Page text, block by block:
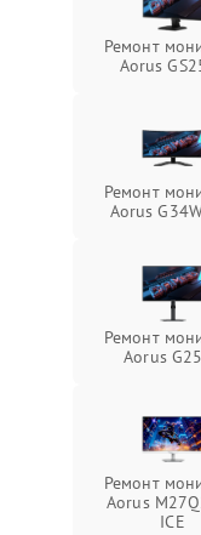
Ремонт
Aorus
Ремонт
Aorus
Ремонт
Aorus
Ремонт
Aorus
ICE